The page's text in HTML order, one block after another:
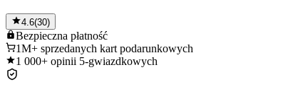
4.6(30)
Bezpieczna płatność
1M+ sprzedanych kart podarunkowych
1 000+ opinii 5-gwiazdkowych